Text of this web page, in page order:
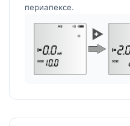
периапексе.